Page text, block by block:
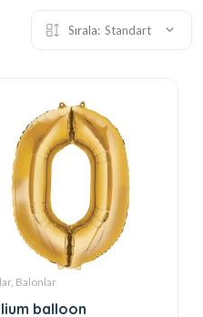
Sırala: Standart
Balonlar
balloon